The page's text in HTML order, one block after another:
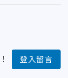
登入留言